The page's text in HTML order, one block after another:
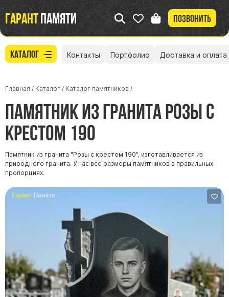
Гарантпамяти Позвонить
Каталог
Участникам СВО
Памятники из гранита
Памятники из мрамора
Элитные памятники
Резные памятники
Контакты Портфолио Доставка и оплата
Главная / Каталог / Каталог памятников /
Памятник из гранита Розы с
крестом 190
Памятник из гранита "Розы с крестом 190", изготавливается из
природного гранита. У нас все размеры памятников в правильных
пропорциях.